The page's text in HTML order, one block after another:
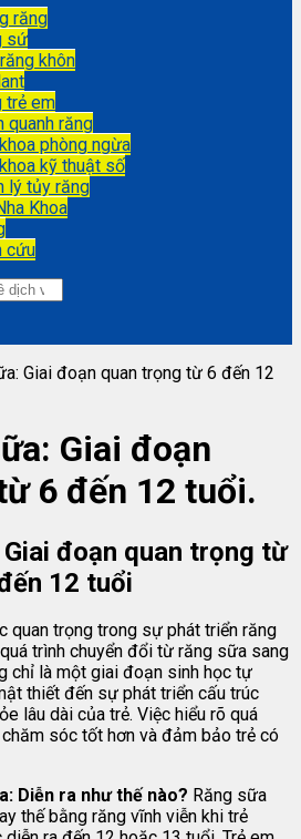
răng
sứ
khôn
trẻ em
quanh răng
phòng ngừa
kỹ thuật số
lý tủy răng
Khoa
cứu
Giai đoạn quan trọng từ 6 đến 12
Giai đoạn
6 đến 12 tuổi.
đoạn quan trọng từ
12 tuổi
quan trọng trong sự phát triển răng
trình chuyển đổi từ răng sữa sang
chỉ là một giai đoạn sinh học tự
thiết đến sự phát triển cấu trúc
lâu dài của trẻ. Việc hiểu rõ quá
sóc tốt hơn và đảm bảo trẻ có
Diễn ra như thế nào? Răng sữa
thế bằng răng vĩnh viễn khi trẻ